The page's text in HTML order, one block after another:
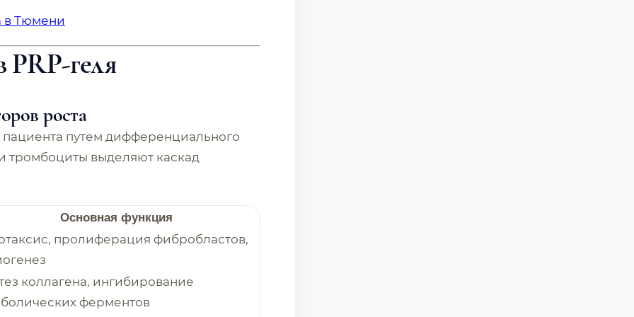
в Тюмени
PRP-геля
роста
пациента путем дифференциального
тромбоциты выделяют каскад
Основная функция
пролиферация фибробластов,
коллагена, ингибирование
ферментов